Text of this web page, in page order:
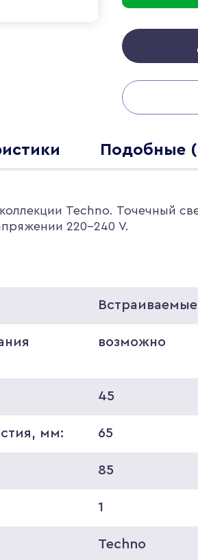
Подобные
Techno. Точечный
220-240 V.
Встраиваемые
возможно
45
мм: 65
85
1
Techno